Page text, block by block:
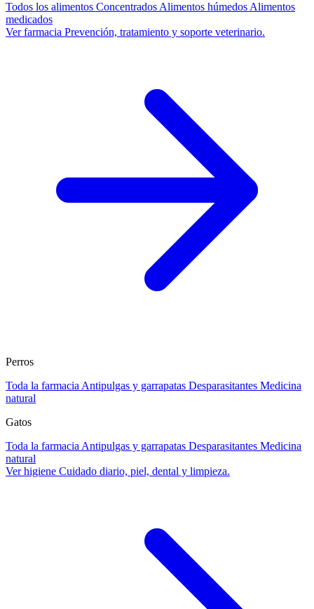
Todos los alimentos Concentrados Alimentos húmedos Alimentos
medicados
Ver farmacia Prevención, tratamiento y soporte veterinario.
Perros
Toda la farmacia Antipulgas y garrapatas Desparasitantes Medicina
natural
Gatos
Toda la farmacia Antipulgas y garrapatas Desparasitantes Medicina
natural
Ver higiene Cuidado diario, piel, dental y limpieza.